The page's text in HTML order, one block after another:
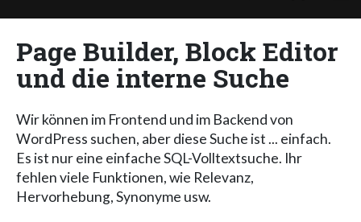
Page Builder, Block Editor
und die interne Suche
Wir können im Frontend und im Backend von
WordPress suchen, aber diese Suche ist ... einfach.
Es ist nur eine einfache SQL-Volltextsuche. Ihr
fehlen viele Funktionen, wie Relevanz,
Hervorhebung, Synonyme usw.